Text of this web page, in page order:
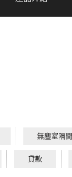
無塵室隔間
貸款